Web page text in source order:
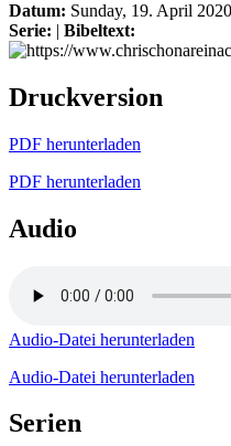
Datum: Sunday, 19. April
Serie: | Bibeltext:
Druckversion
PDF herunterladen
PDF herunterladen
Audio
Audio-Datei herunterladen
Audio-Datei herunterladen
Serien